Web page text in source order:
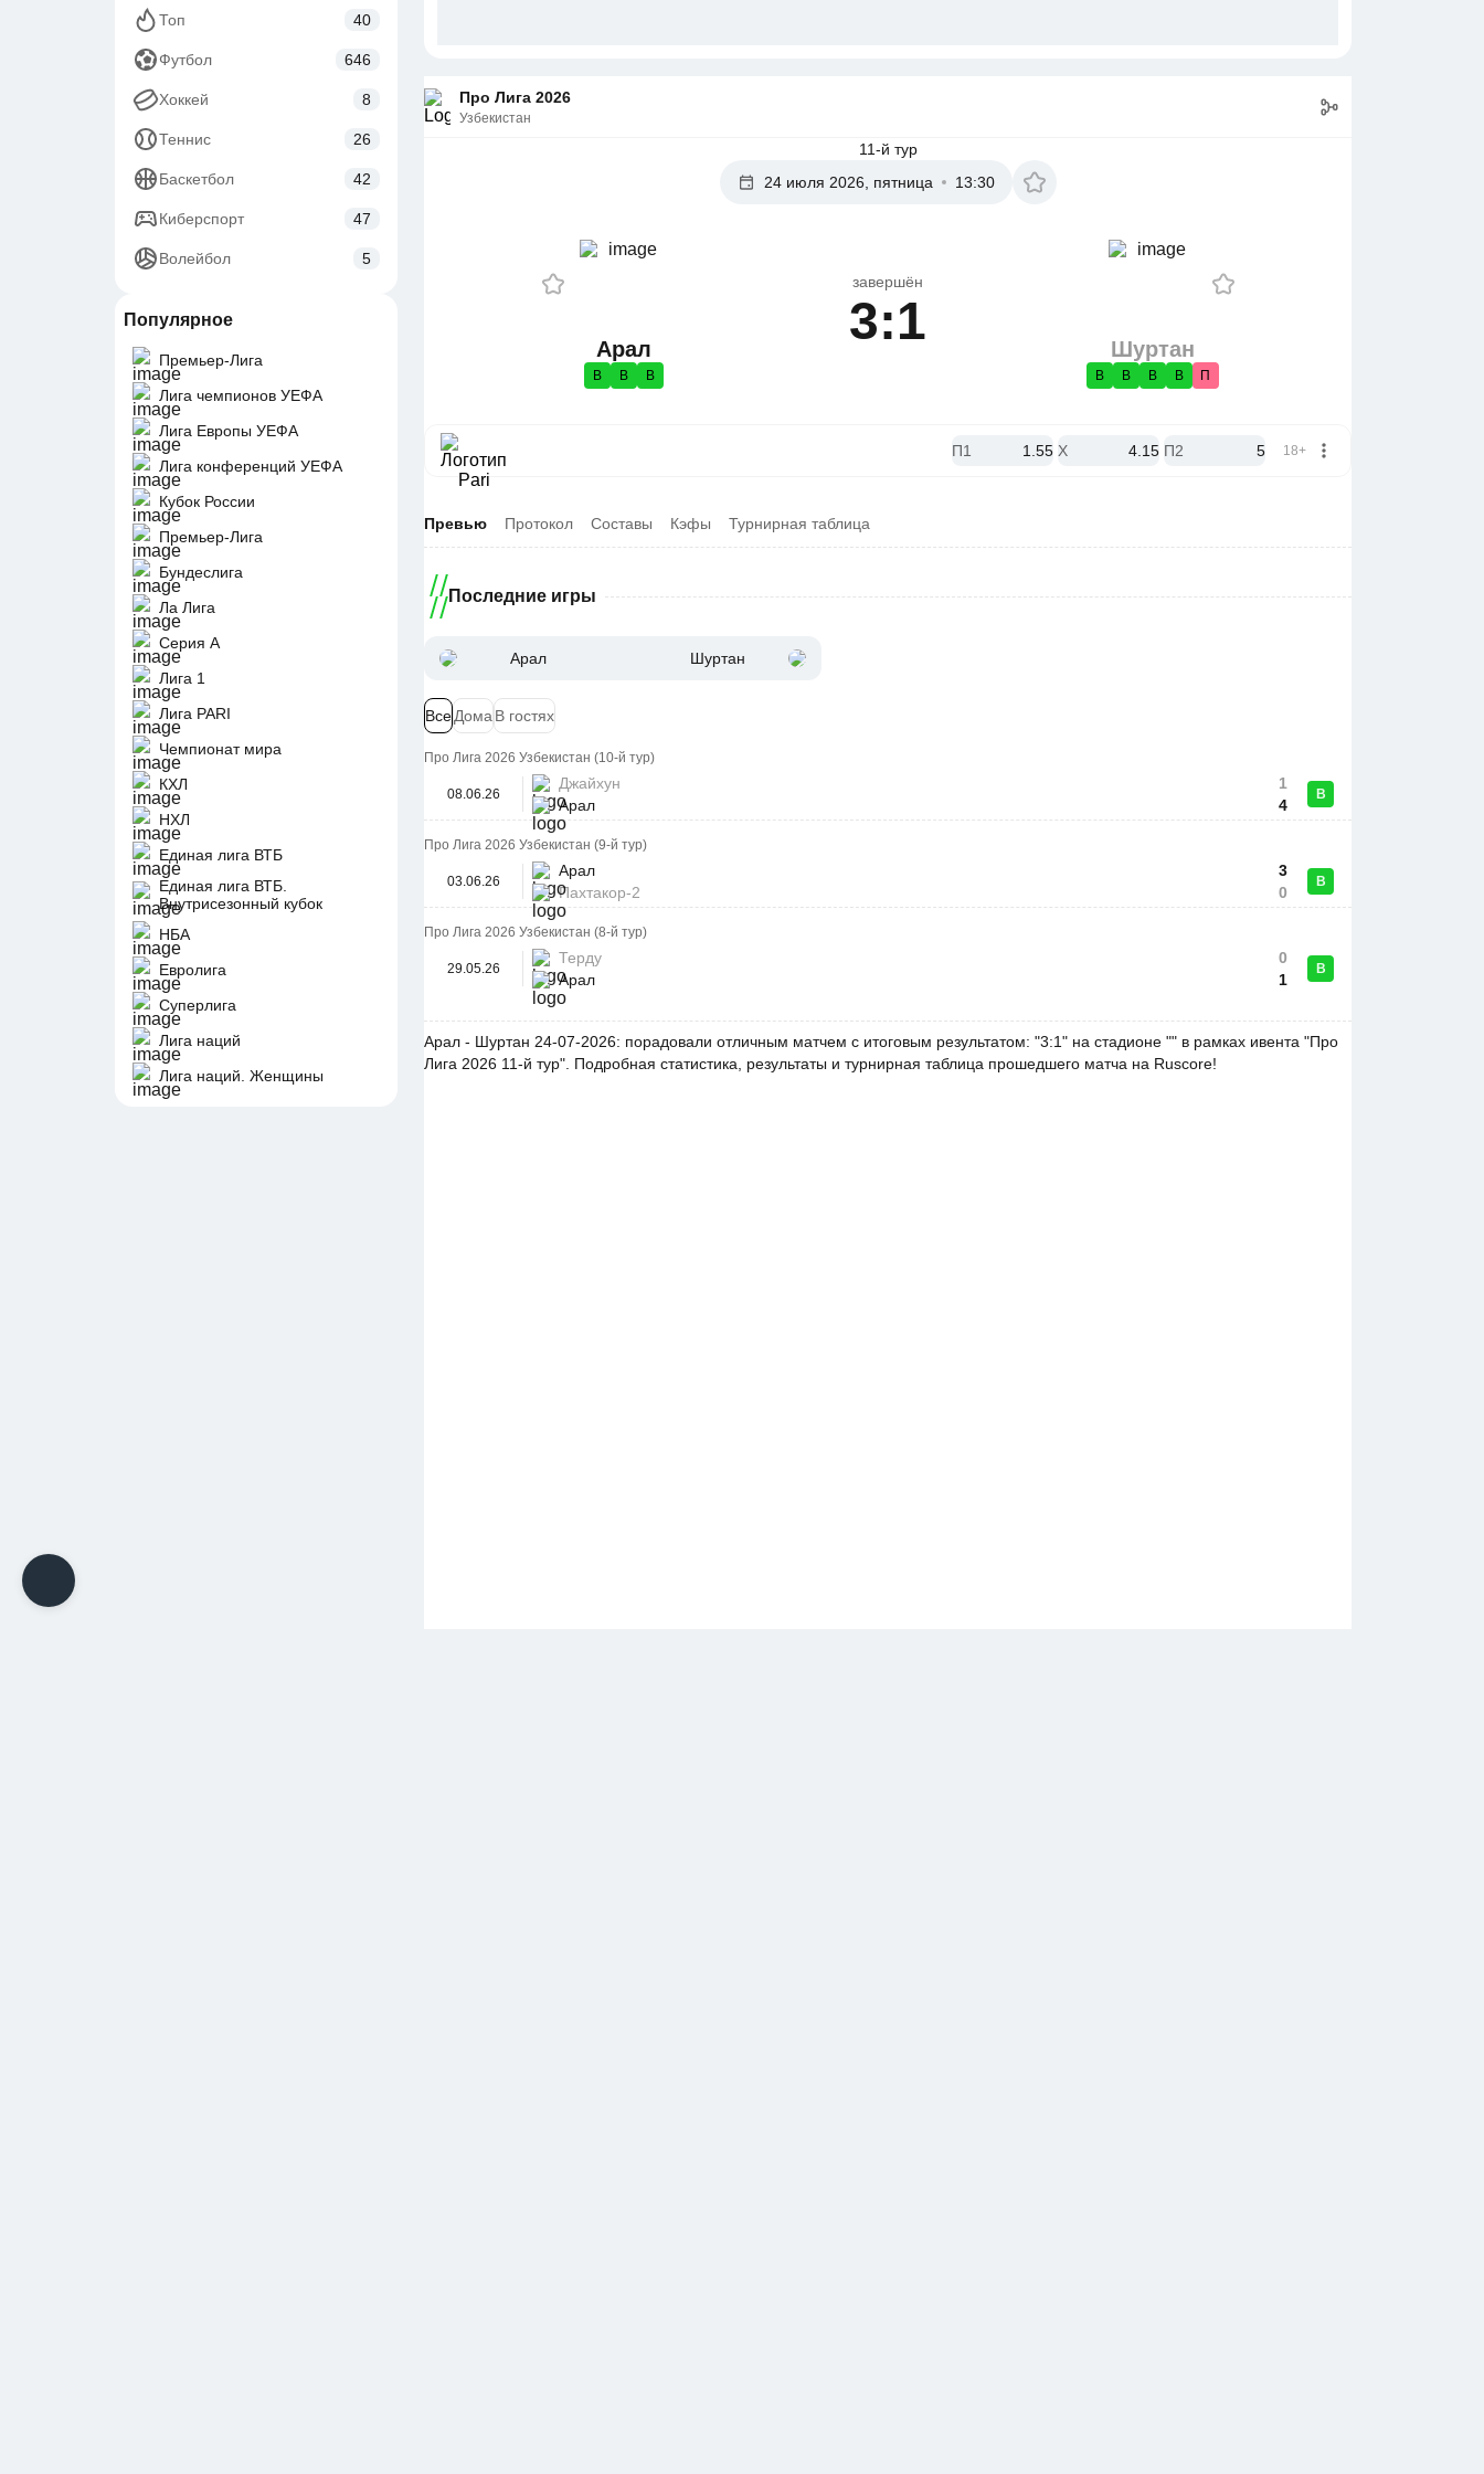
Топ 40
Футбол 646
Хоккей 8
Теннис 26
Баскетбол 42
Киберспорт 47
Волейбол 5
Популярное
Премьер-Лига
Лига чемпионов УЕФА
Лига Европы УЕФА
Лига конференций УЕФА
Кубок России
Премьер-Лига
Бундеслига
Ла Лига
Серия А
Лига 1
Лига PARI
Чемпионат мира
КХЛ
НХЛ
Единая лига ВТБ
Единая лига ВТБ.
Внутрисезонный кубок
НБА
Евролига
Суперлига
Лига наций
Лига наций. Женщины
Про Лига 2026
Узбекистан
11-й тур
24 июля 2026, пятница
13:30
Арал
В В В
завершён
3:1 Шуртан
В В В В П
П1 1.55 X 4.15 П2 5 18+
Превью Протокол Составы Кэфы Турнирная таблица
Последние игры
Арал Шуртан
ВсеДома В гостях
Про Лига 2026 Узбекистан (10-й тур)
08.06.26
Джайхун
Арал
1
4
В
Про Лига 2026 Узбекистан (9-й тур)
03.06.26
Арал
Пахтакор-2
3
0
В
Про Лига 2026 Узбекистан (8-й тур)
29.05.26
Терду
Арал
0
1
В
Арал - Шуртан 24-07-2026: порадовали отличным матчем с итоговым результатом: "3:1" на стадионе "" в рамках ивента "Про
Лига 2026 11-й тур". Подробная статистика, результаты и турнирная таблица прошедшего матча на Ruscore!